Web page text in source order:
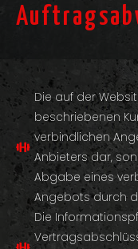
Die auf der
beschriebenen
verbindlichen
Anbieters dar,
Abgabe eines
Angebots durch
Die